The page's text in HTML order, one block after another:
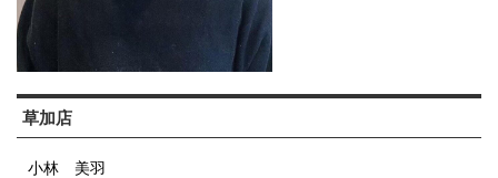
草加店
小林 美羽